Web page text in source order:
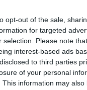
opt-out of the sale,
for targeted
selection. Please note
interest-based ads
to third parties
of your personal
This information may
Πολιτική|